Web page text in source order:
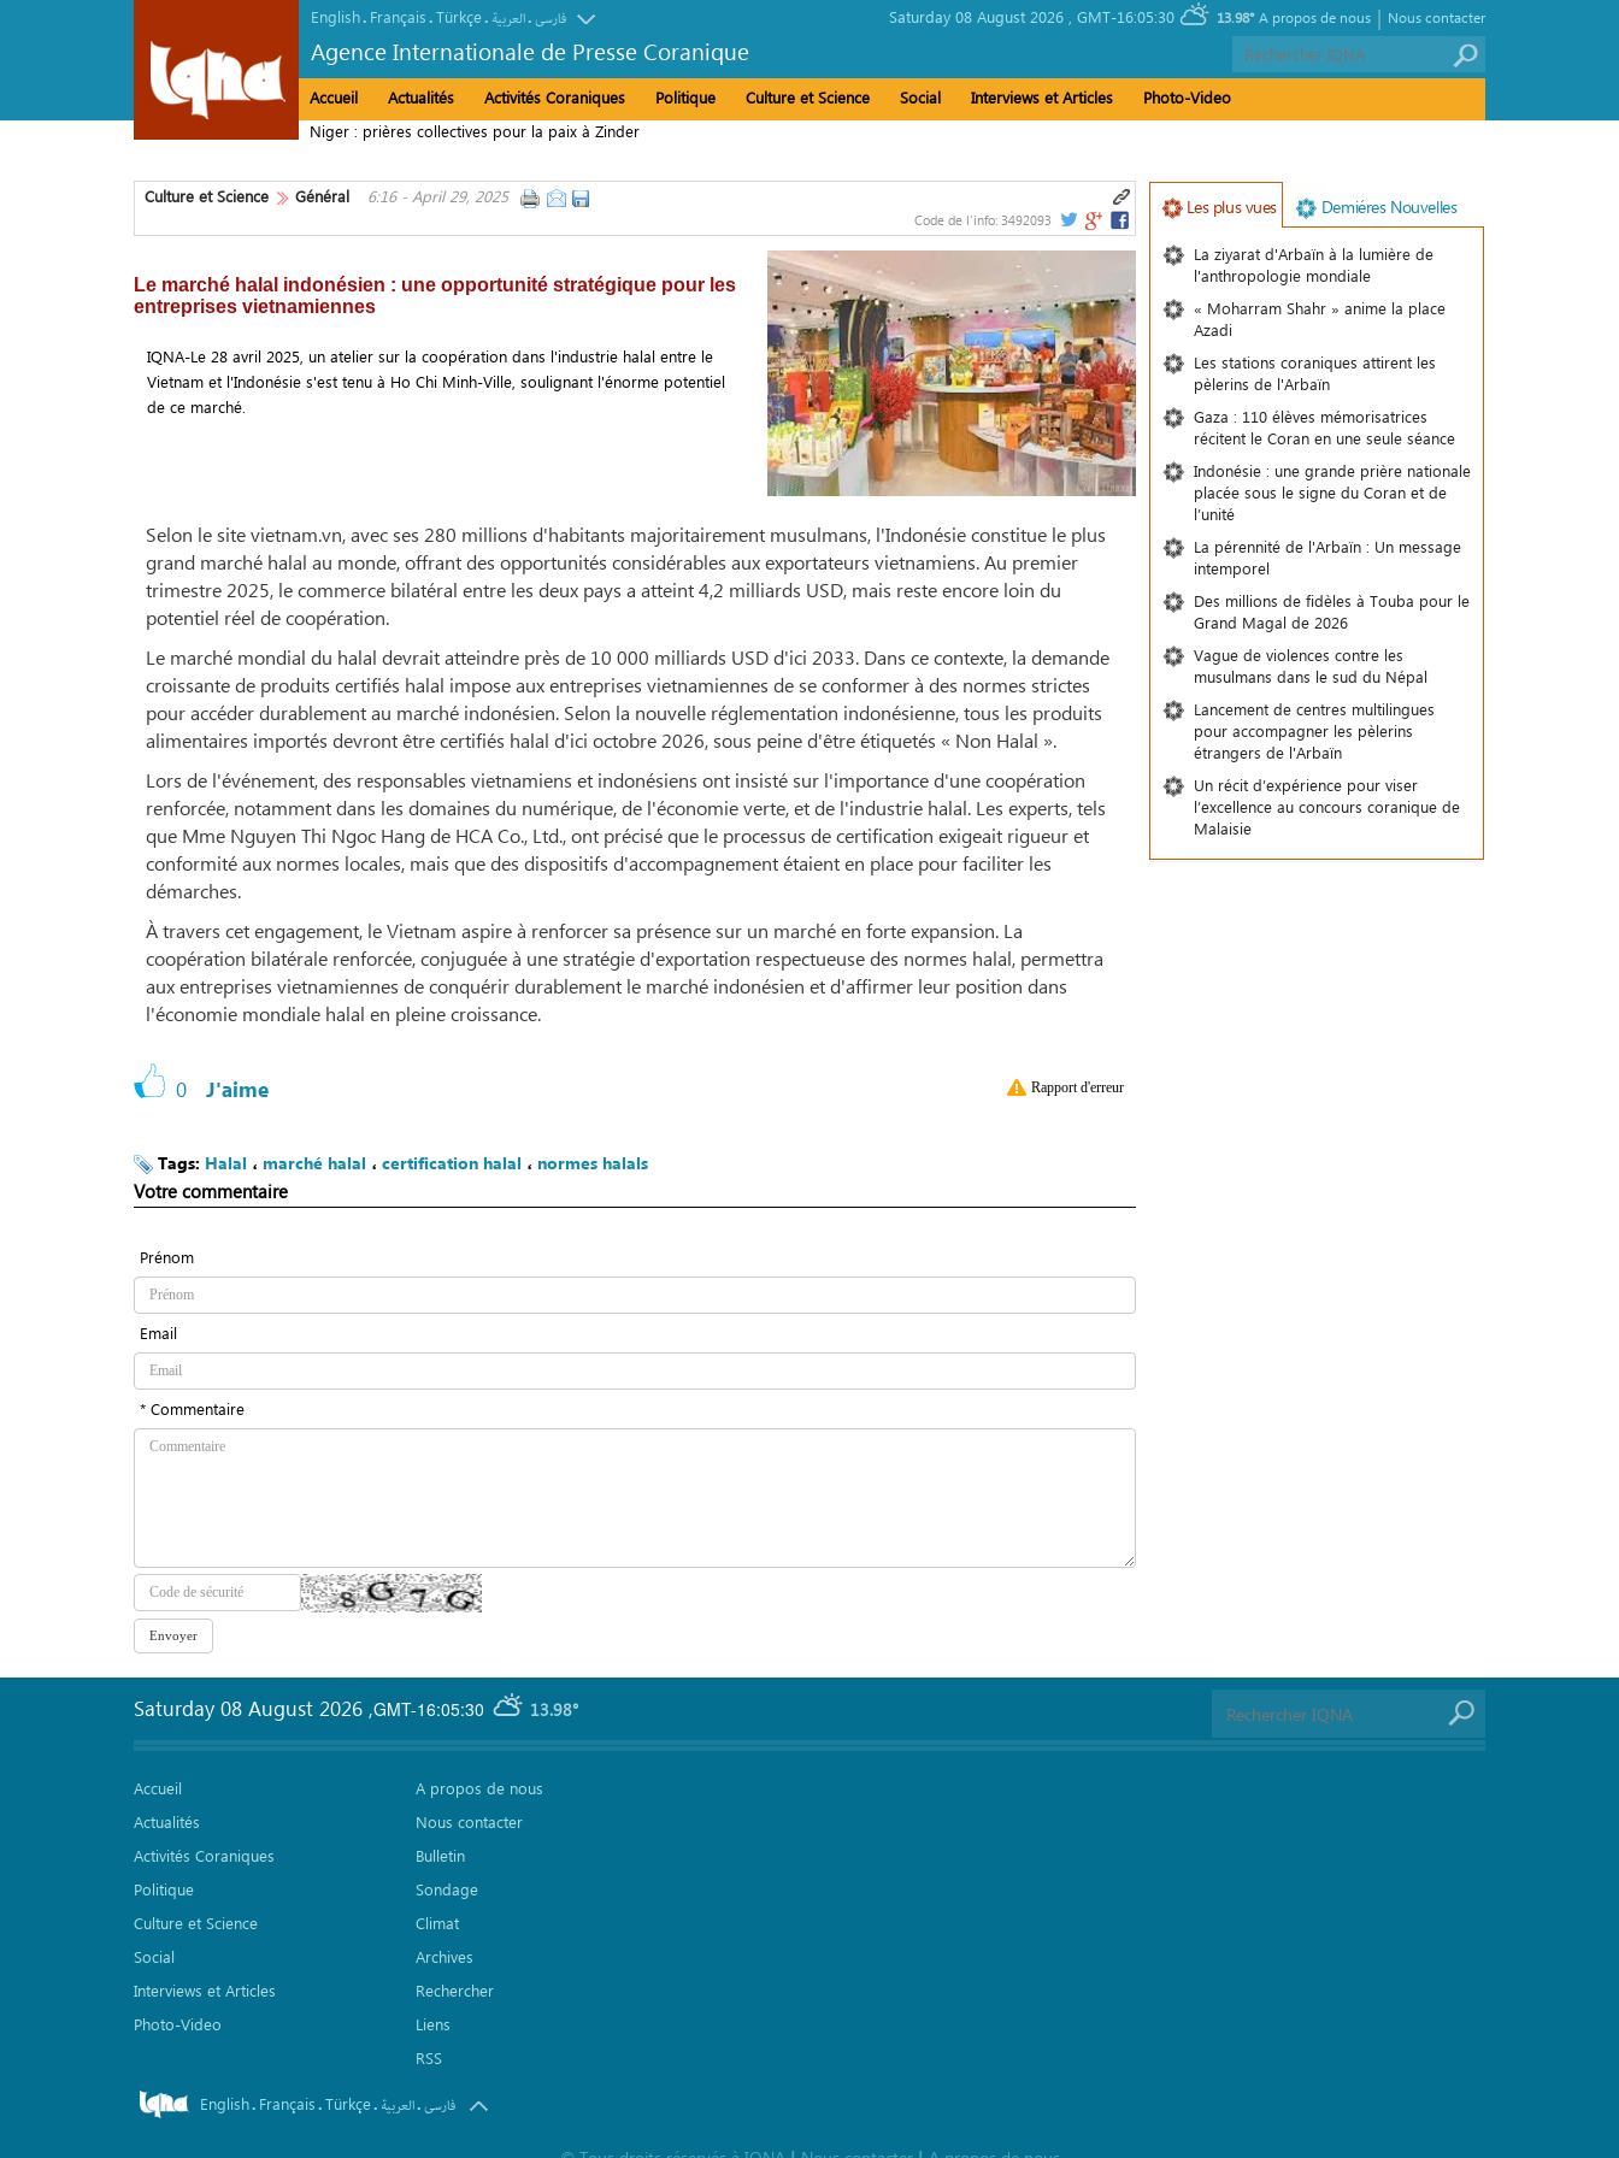
English. Français.Türkçe. العربیة.فارسی
Agence Internationale de Presse Coranique
Saturday 08 August 2026 , GMT-16:05:30 13.98° Nous contacter
|
A propos de nous
Accueil Actualités Activités Coraniques Politique Culture et Science Social Interviews et Articles
Photo-Video
Niger : prières collectives pour la paix à Zinder
Culture et Science Général 6:16 - April 29, 2025
Code de l'info: 3492093
Le marché halal indonésien : une opportunité stratégique pour les
entreprises vietnamiennes
IQNA-Le 28 avril 2025, un atelier sur la coopération dans l'industrie halal entre le
Vietnam et l'Indonésie s'est tenu à Ho Chi Minh-Ville, soulignant l'énorme potentiel
de ce marché.
Selon le site vietnam.vn, avec ses 280 millions d'habitants majoritairement musulmans, l'Indonésie constitue le plus
grand marché halal au monde, offrant des opportunités considérables aux exportateurs vietnamiens. Au premier
trimestre 2025, le commerce bilatéral entre les deux pays a atteint 4,2 milliards USD, mais reste encore loin du
potentiel réel de coopération.
Le marché mondial du halal devrait atteindre près de 10 000 milliards USD d'ici 2033. Dans ce contexte, la demande
croissante de produits certifiés halal impose aux entreprises vietnamiennes de se conformer à des normes strictes
pour accéder durablement au marché indonésien. Selon la nouvelle réglementation indonésienne, tous les produits
alimentaires importés devront être certifiés halal d'ici octobre 2026, sous peine d'être étiquetés « Non Halal ».
Lors de l'événement, des responsables vietnamiens et indonésiens ont insisté sur l'importance d'une coopération
renforcée, notamment dans les domaines du numérique, de l'économie verte, et de l'industrie halal. Les experts, tels
que Mme Nguyen Thi Ngoc Hang de HCA Co., Ltd., ont précisé que le processus de certification exigeait rigueur et
conformité aux normes locales, mais que des dispositifs d'accompagnement étaient en place pour faciliter les
démarches.
À travers cet engagement, le Vietnam aspire à renforcer sa présence sur un marché en forte expansion. La
coopération bilatérale renforcée, conjuguée à une stratégie d'exportation respectueuse des normes halal, permettra
aux entreprises vietnamiennes de conquérir durablement le marché indonésien et d'affirmer leur position dans
l'économie mondiale halal en pleine croissance.
0 J'aime Rapport d'erreur
Tags: Halal ، marché halal ، certification halal ، normes halals
Votre commentaire
Prénom
Email
* Commentaire
Les plus vues Demiéres Nouvelles
La ziyarat d'Arbaïn à la lumière de
l'anthropologie mondiale
« Moharram Shahr » anime la place
Azadi
Les stations coraniques attirent les
pèlerins de l'Arbaïn
Gaza : 110 élèves mémorisatrices
récitent le Coran en une seule séance
Indonésie : une grande prière nationale
placée sous le signe du Coran et de
l’unité
La pérennité de l'Arbaïn : Un message
intemporel
Des millions de fidèles à Touba pour le
Grand Magal de 2026
Vague de violences contre les
musulmans dans le sud du Népal
Lancement de centres multilingues
pour accompagner les pèlerins
étrangers de l'Arbaïn
Un récit d’expérience pour viser
l’excellence au concours coranique de
Malaisie
GMT-16:05:30 13.98°
Saturday 08 August 2026 ,
Accueil
Actualités
Activités Coraniques
Politique
Culture et Science
Social
Interviews et Articles
Photo-Video
A propos de nous
Nous contacter
Bulletin
Sondage
Climat
Archives
Rechercher
Liens
RSS
English. Français.Türkçe. العربیة.فارسی